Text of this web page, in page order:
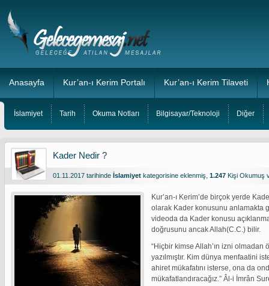
Anasayfa Kur’an-ı Kerim Portalı Kur’an-ı Kerim Tilaveti
İslamiyet Tarih Okuma Notları Bilgisayar/Teknoloji Diğer
Kader Nedir ?
01.11.2017 tarihinde İslamiyet kategorisine eklenmiş, 1.247 Kişi Okumuş
Kur’an-ı Kerim’de birçok yerde
olarak Kader konusunu anlamakta
videoda da Kader konusu
doğrusunu ancak Allah(C.C.) bilir.
“Hiçbir kimse Allah’ın izni
yazılmıştır. Kim dünya menfaatini
ahiret mükafatını isterse, ona da
mükafatlandıracağız.” Âl-i İmrân